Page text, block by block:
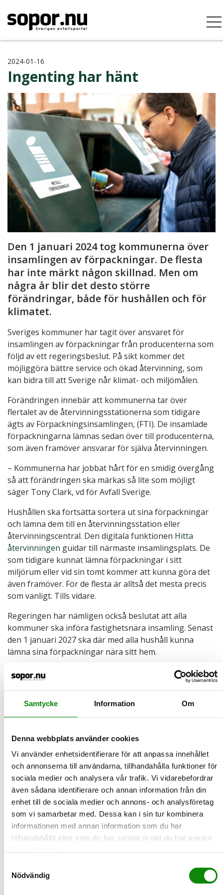
Samtycke Information Om
Denna webbplats använder cookies
Vi använder enhetsidentifierare för att anpassa innehållet
och annonserna till användarna, tillhandahålla funktioner för
sociala medier och analysera vår trafik. Vi vidarebefordrar
även sådana identifierare och annan information från din
enhet till de sociala medier och annons- och analysföretag
som vi samarbetar med. Dessa kan i sin tur kombinera
informationen med annan information som du har
tillhandahållit eller som de har samlat in när du har använt
Nödvändig
2024-01-16
Ingenting har hänt
Den 1 januari 2024 tog kommunerna över
insamlingen av förpackningar. De flesta
har inte märkt någon skillnad. Men om
några år blir det desto större
förändringar, både för hushållen och för
klimatet.
Sveriges kommuner har tagit över ansvaret för
insamlingen av förpackningar från producenterna som
följd av ett regeringsbeslut. På sikt kommer det
möjliggöra bättre service och ökad återvinning, som
kan bidra till att Sverige når klimat- och miljömålen.
Förändringen innebär att kommunerna tar över
flertalet av de återvinningsstationerna som tidigare
ägts av Förpackningsinsamlingen, (FTI). De insamlade
förpackningarna lämnas sedan över till producenterna,
som även framöver ansvarar för själva återvinningen.
– Kommunerna har jobbat hårt för en smidig övergång
så att förändringen ska märkas så lite som möjligt
säger Tony Clark, vd för Avfall Sverige.
Hushållen ska fortsätta sortera ut sina förpackningar
och lämna dem till en återvinningsstation eller
återvinningscentral. Den digitala funktionen Hitta
återvinningen guidar till närmaste insamlingsplats. De
som tidigare kunnat lämna förpackningar i sitt
miljörum eller vid sin tomt kommer att kunna göra det
även framöver. För de flesta är alltså det mesta precis
som vanligt. Tills vidare.
Regeringen har nämligen också beslutat att alla
kommuner ska införa fastighetsnära insamling. Senast
den 1 januari 2027 ska där med alla hushåll kunna
lämna sina förpackningar nära sitt hem.
– Det innebär en ökad service som leder till ökad
återvinning. Erfarenheter från kommuner som redan
vanliga soppåsen kan halveras. Det innebär en stor
vinst för miljön. Det är möjligt att genomföra brett över
insamlingsansvaret, säger Tony Clark.
Fakta
Producentansvaret innebär att de som sätter en
förpackning på marknaden ska ansvara för och
bekosta insamling och återvinning av den.
Producenterna ska alltså ersätta kommunen för
sådana kostnader.
Så här ska du göra med fallfrukten i din